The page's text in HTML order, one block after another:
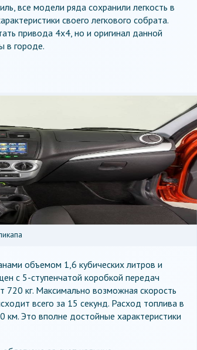
все модели ряда сохранили легкость в
своего легкового собрата.
привода 4х4, но и оригинал данной
в городе.
объемом 1,6 кубических литров и
с 5-ступенчатой коробкой передач
720 кг. Максимально возможная скорость
всего за 15 секунд. Расход топлива в
км. Это вполне достойные характеристики